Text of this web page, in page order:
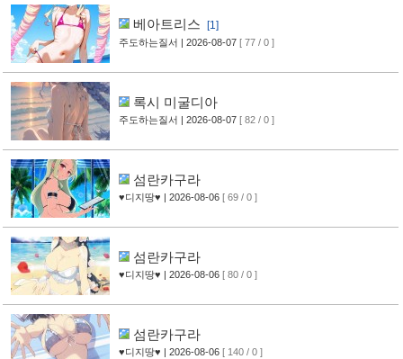
베아트리스 [1]
주도하는질서 | 2026-08-07 [ 77 / 0 ]
록시 미굴디아
주도하는질서 | 2026-08-07 [ 82 / 0 ]
섬란카구라
♥디지땅♥ | 2026-08-06 [ 69 / 0 ]
섬란카구라
♥디지땅♥ | 2026-08-06 [ 80 / 0 ]
섬란카구라
♥디지땅♥ | 2026-08-06 [ 140 / 0 ]